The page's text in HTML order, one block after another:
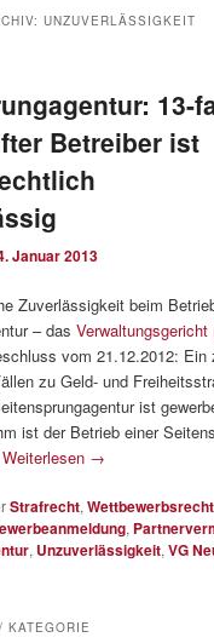
UNZUVERLÄSSIGKEIT
13-
Betreiber ist
Januar 2013
Zuverlässigkeit beim
– das
vom 21.12.2012: Ein
zu Geld- und
ist
ist der Betrieb einer
Weiterlesen →
Strafrecht,Wettbewerbsrecht
,
, Unzuverlässigkeit,VG
KATEGORIE